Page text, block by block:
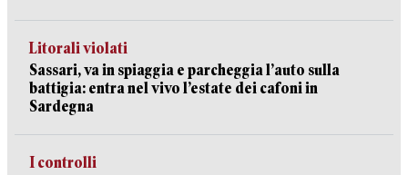
Litorali violati
Sassari, va in spiaggia e parcheggia l’auto sulla
battigia: entra nel vivo l’estate dei cafoni in
Sardegna
I controlli